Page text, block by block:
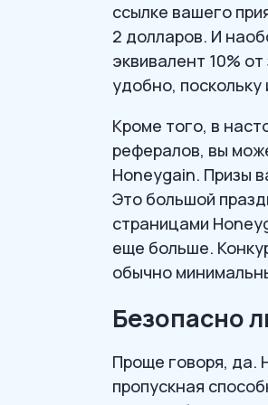
ссылке вашего
2 долларов. И
эквивалент 10%
удобно,
Кроме того, в
рефералов, вы
Honeygain. Призы
Это большой
страницами
еще больше.
обычно
Безопасно
Проще говоря, да.
пропускная